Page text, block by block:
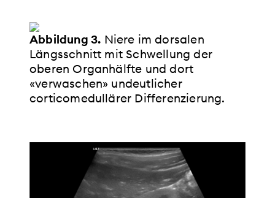
Abbildung 3. Niere im dorsalen
Längsschnitt mit Schwellung der
oberen Organhälfte und dort
«verwaschen» undeutlicher
corticomedullärer Differenzierung.